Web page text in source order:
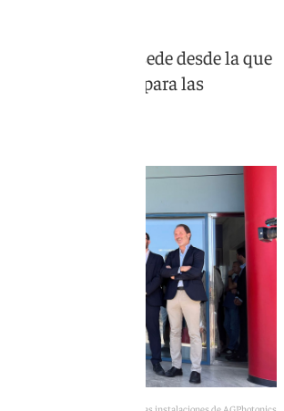
una nueva sede desde la que
tecnología clave para las